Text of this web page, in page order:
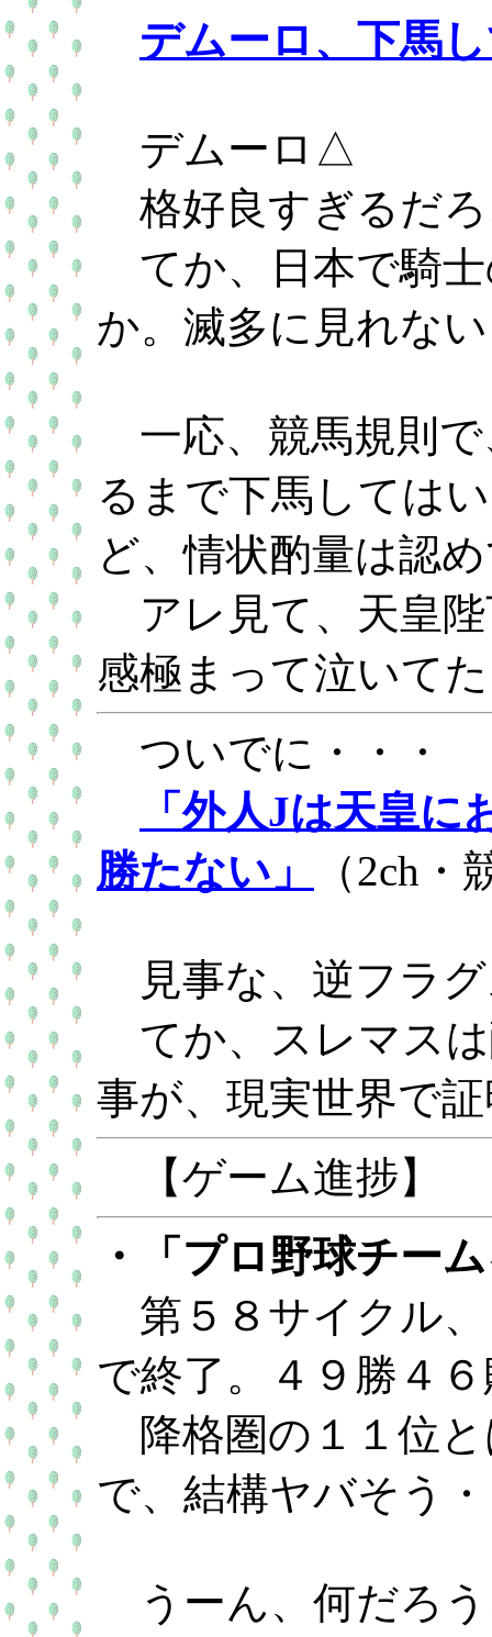
デムーロ、下馬
デムーロ△
格好良すぎるだ
てか、日本で騎士
か。滅多に見れな
一応、競馬規則で
るまで下馬しては
ど、情状酌量は認
アレ見て、天皇
感極まって泣いて
ついでに・・・
「外人Jは天皇
勝たない」
（2ch・
見事な、逆フラ
てか、スレマス
事が、現実世界で
【ゲーム進捗】
・「プロ野球チー
第５８サイクル
で終了。４９勝４
降格圏の１１位と
で、結構ヤバそう
うーん、何だろ